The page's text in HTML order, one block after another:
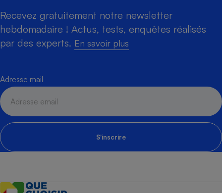
Recevez gratuitement notre newsletter
hebdomadaire ! Actus, tests, enquêtes réalisés
par des experts. En savoir plus
Adresse mail
S'inscrire